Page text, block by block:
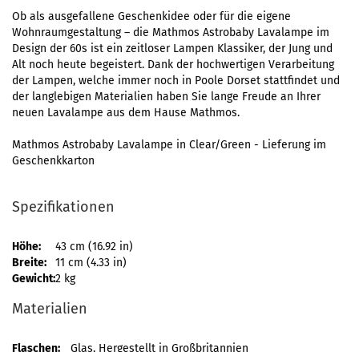
Ob als ausgefallene Geschenkidee oder für die eigene
Wohnraumgestaltung – die Mathmos Astrobaby Lavalampe im
Design der 60s ist ein zeitloser Lampen Klassiker, der Jung und
Alt noch heute begeistert. Dank der hochwertigen Verarbeitung
der Lampen, welche immer noch in Poole Dorset stattfindet und
der langlebigen Materialien haben Sie lange Freude an Ihrer
neuen Lavalampe aus dem Hause Mathmos.
Mathmos Astrobaby Lavalampe in Clear/Green - Lieferung im
Geschenkkarton
Spezifikationen
Höhe:
43 cm (16.92 in)
Breite:
11 cm (4.33 in)
Gewicht:2 kg
Materialien
Flaschen: Glas, Hergestellt in Großbritannien